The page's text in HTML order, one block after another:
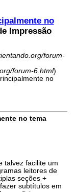
no
Impressão
forum-
forum-6.html)
no
no tema
talvez facilite um
leitores de
seções +
subtítulos em